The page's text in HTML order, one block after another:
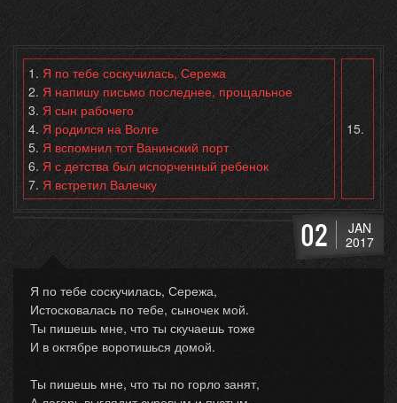
1. Я по тебе соскучилась, Сережа
2. Я напишу письмо последнее, прощальное
3.Я сын рабочего
4. Я родился на Волге
5. Я вспомнил тот Ванинский порт
6. Я с детства был испорченный ребенок
7. Я встретил Валечку
15.
02
JAN
2017
Я по тебе соскучилась, Сережа,
Истосковалась по тебе, сыночек мой.
Ты пишешь мне, что ты скучаешь тоже
И в октябре воротишься домой.
Ты пишешь мне, что ты по горло занят,